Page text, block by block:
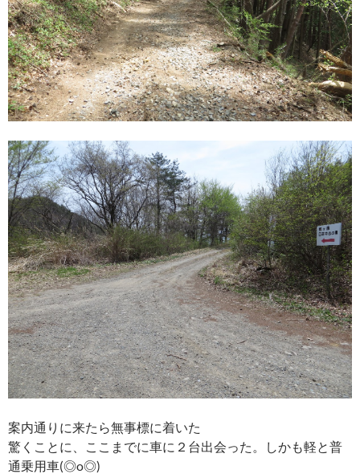
案内通りに来たら無事標に着いた
驚くことに、ここまでに車に２台出会った。しかも軽と普
通乗用車(◎o◎)